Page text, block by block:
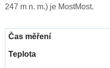
247 m n. m.) je MostMost.